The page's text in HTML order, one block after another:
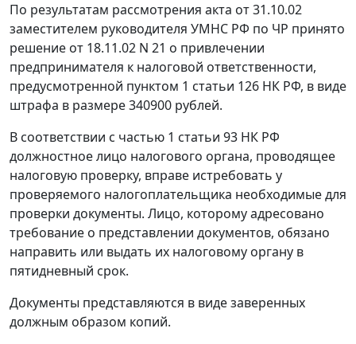
По результатам рассмотрения акта от 31.10.02
заместителем руководителя УМНС РФ по ЧР принято
решение от 18.11.02 N 21 о привлечении
предпринимателя к налоговой ответственности,
предусмотренной пунктом 1 статьи 126 НК РФ, в виде
штрафа в размере 340900 рублей.
В соответствии с частью 1 статьи 93 НК РФ
должностное лицо налогового органа, проводящее
налоговую проверку, вправе истребовать у
проверяемого налогоплательщика необходимые для
проверки документы. Лицо, которому адресовано
требование о представлении документов, обязано
направить или выдать их налоговому органу в
пятидневный срок.
Документы представляются в виде заверенных
должным образом копий.